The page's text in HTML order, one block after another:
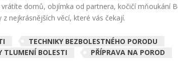
domů, objímka od partnera, kočičí mňoukání
nejkrásnějších věcí, které vás čekají.
TECHNIKY BEZBOLESTNÉHO PORODU
TLUMENÍ BOLESTI
PŘÍPRAVA NA POROD